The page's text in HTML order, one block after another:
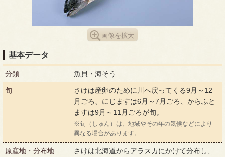
画像を拡大
基本データ
分類 魚貝・海そう
旬
さけは産卵のために川へ戻ってくる9月～12
月ごろ、にじますは6月～7月ごろ、からふと
ますは9月～11月ごろが旬。
※旬（しゅん）は、地域やその年の気候などにより
異なる場合があります。
原産地・分布地
さけは北海道からアラスカにかけて分布し、